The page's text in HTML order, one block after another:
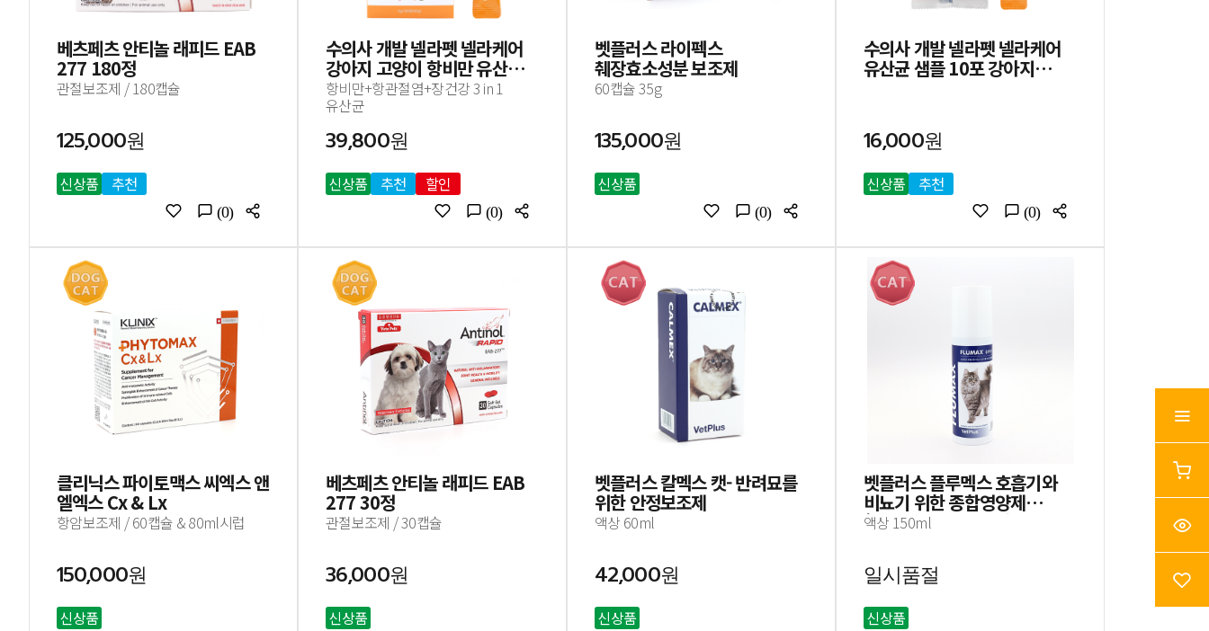
베츠페츠 안티놀 래피드 EAB
277 180정
관절보조제 / 180캡슐
125,000원
신상품 추천
(0)
수의사 개발 넬라펫 넬라케어
강아지 고양이 항비만 유산균
영양제 30포
항비만+항관절염+장건강 3 in 1
유산균
39,800원
신상품 추천 할인
(0)
벳플러스 라이펙스
췌장효소성분 보조제
60캡슐 35g
135,000원
신상품
(0)
수의사 개발 넬라펫 넬라케어
유산균 샘플 10포 강아지
16,000원
신상품 추천
(0)
클리닉스 파이토맥스 씨엑스 앤
엘엑스 Cx & Lx
항암보조제 / 60캡슐 & 80ml시럽
150,000원
신상품
베츠페츠 안티놀 래피드 EAB
277 30정
관절보조제 / 30캡슐
36,000원
신상품
벳플러스 칼멕스 캣- 반려묘를
위한 안정보조제
액상 60ml
42,000원
신상품
벳플러스 플루멕스 호흡기와
비뇨기 위한 종합영양제
(유통기한 24.09.16)
액상 150ml
일시품절
신상품